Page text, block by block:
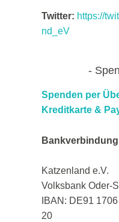
Twitter: https://
nd_eV
Spenden per
Kreditkarte &
Katzenland e.V.
Volksbank Oder-
IBAN: DE91
20